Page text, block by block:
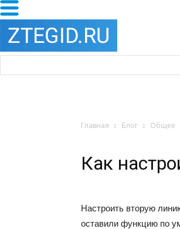
Главная Блог Общее
Как
Настроить вторую
оставили функцию по